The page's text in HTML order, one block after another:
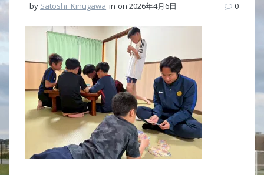
by Satoshi_Kinugawa in on 2026年4月6日 0